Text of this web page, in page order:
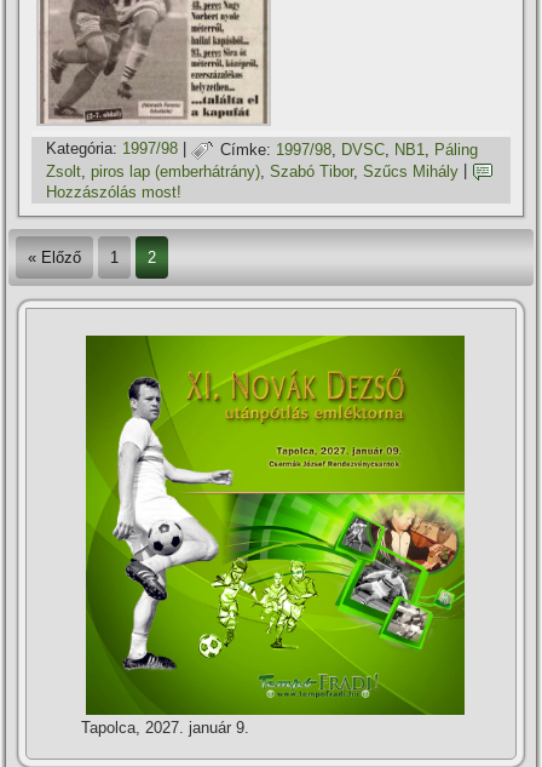
Kategória: 1997/98 | Címke: 1997/98 DVSC NB1
Páling
Zsolt ,piros lap (emberhátrány) ,Szabó Tibor,Szűcs Mihály
Hozzászólás most!
« Előző 1 2
Tapolca, 2027. január 9.